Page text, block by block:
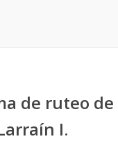
de ruteo
I.